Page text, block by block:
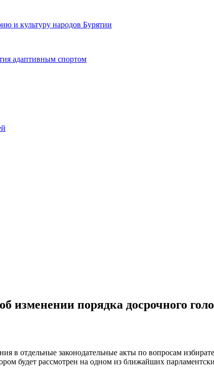
и культуру народов Бурятии
адаптивным спортом
изменении порядка досрочного
в отдельные законодательные акты по вопросам
будет рассмотрен на одном из ближайших